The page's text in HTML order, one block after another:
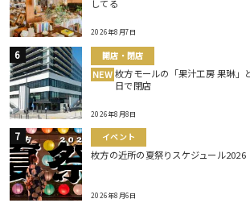
してる
2026年8月7日
開店・閉店
NEW 枚方モールの「果汁工房 果琳
日で閉店
2026年8月8日
イベント
枚方の近所の夏祭りスケジュール2026
2026年8月6日